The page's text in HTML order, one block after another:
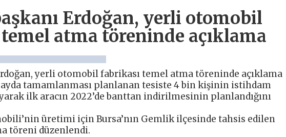
Erdoğan, yerli otomobil
atma töreninde açıklama
yerli otomobil fabrikası temel atma töreninde açıklama
ayda tamamlanması planlanan tesiste 4 bin kişinin istihdam
ilk aracın 2022’de banttan indirilmesinin planlandığını
üretimi için Bursa’nın Gemlik ilçesinde tahsis edilen
töreni düzenlendi.